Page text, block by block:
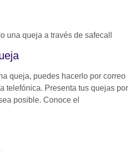
queja, puedes hacerlo por correo
telefónica. Presenta tus quejas por
posible. Conoce el